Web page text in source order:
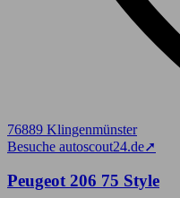
76889 Klingenmünster
Besuche autoscout24.de➚
Peugeot 206 75 Style